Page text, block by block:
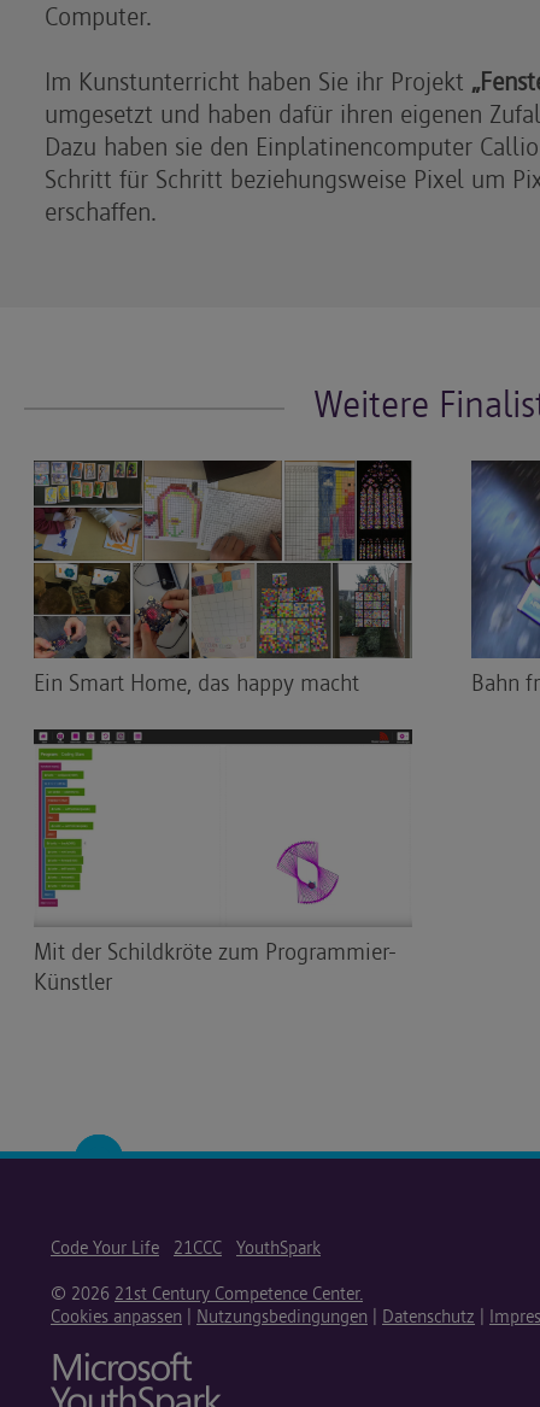
Computer.
Im Kunstunterricht haben Sie ihr Projekt
umgesetzt und haben dafür ihren eigenen
Dazu haben sie den Einplatinencomputer
Schritt für Schritt beziehungsweise Pixel um
erschaffen.
Weitere
Ein Smart Home, das happy macht Bahn
Mit der Schildkröte zum Programmier-
Künstler
Code Your Life 21CCC YouthSpark
© 2026 21st Century Competence Center.
Cookies anpassen
Nutzungsbedingungen Datenschutz